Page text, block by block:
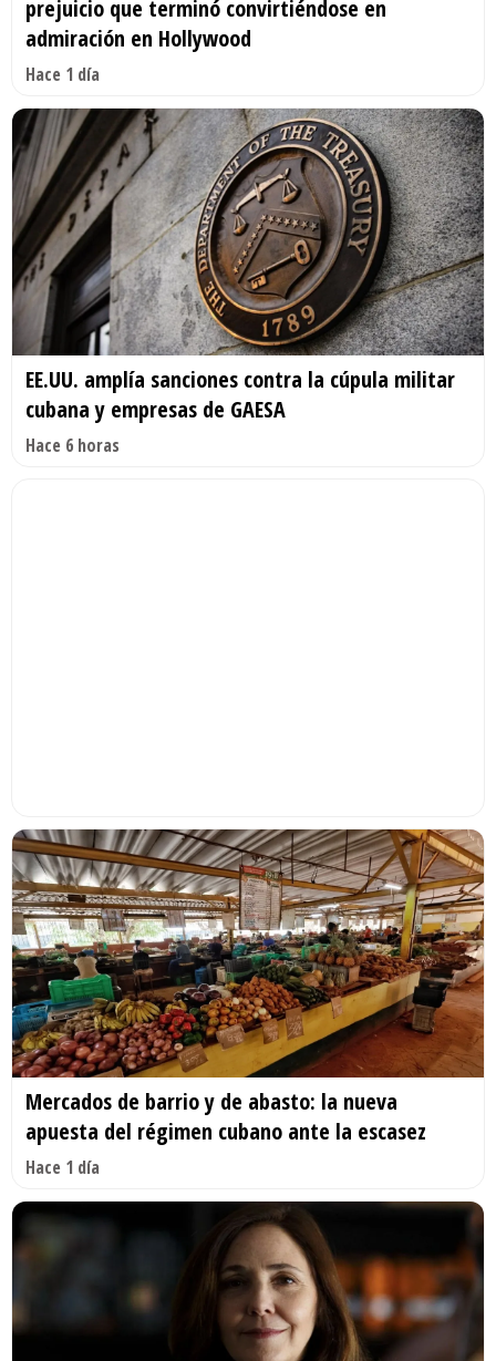
prejuicio que terminó convirtiéndose en
admiración en Hollywood
Hace 1 día
EE.UU. amplía sanciones contra la cúpula militar
cubana y empresas de GAESA
Hace 6 horas
Mercados de barrio y de abasto: la nueva
apuesta del régimen cubano ante la escasez
Hace 1 día